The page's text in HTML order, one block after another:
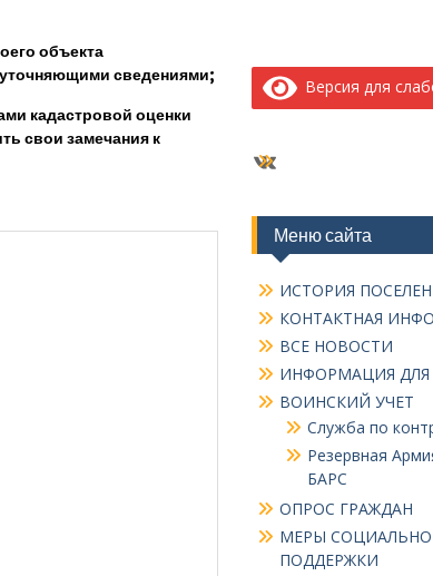
объекта
сведениями;
кадастровой оценки
свои замечания к
Версия для
ВКонтакте
Меню сайта
ИСТОРИЯ
КОНТАКТНАЯ
ВСЕ НОВОСТИ
ИНФОРМАЦИЯ ДЛЯ
ВОИНСКИЙ УЧЕТ
Служба по
Резервная
БАРС
ОПРОС ГРАЖДАН
МЕРЫ
ПОДДЕРЖКИ